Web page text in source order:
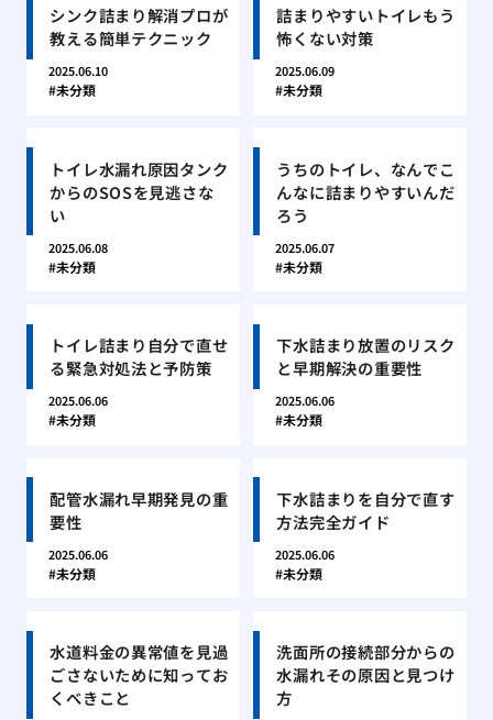
シンク詰まり解消プロが
教える簡単テクニック
2025.06.10
未分類
詰まりやすいトイレもう
怖くない対策
2025.06.09
未分類
トイレ水漏れ原因タンク
からのSOSを見逃さな
い
2025.06.08
未分類
うちのトイレ、なんでこ
んなに詰まりやすいんだ
ろう
2025.06.07
未分類
トイレ詰まり自分で直せ
る緊急対処法と予防策
2025.06.06
未分類
下水詰まり放置のリスク
と早期解決の重要性
2025.06.06
未分類
配管水漏れ早期発見の重
要性
2025.06.06
未分類
下水詰まりを自分で直す
方法完全ガイド
2025.06.06
未分類
水道料金の異常値を見過
ごさないために知ってお
くべきこと
洗面所の接続部分からの
水漏れその原因と見つけ
方